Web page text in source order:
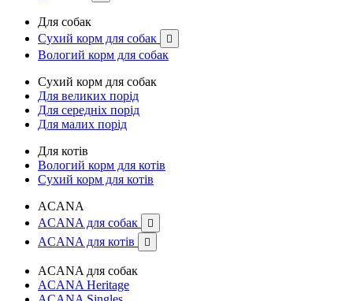
Для собак
Сухий корм для собак

Вологий корм для собак
Сухий корм для собак
Для великих порід
Для середніх порід
Для малих порід
Для котів
Вологий корм для котів
Сухий корм для котів
ACANA
ACANA для собак

ACANA для котів 
ACANA для собак
ACANA Heritage